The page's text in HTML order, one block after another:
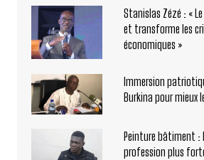
Stanislas Zézé : «
et transforme les
économiques »
Immersion
Burkina pour mieux
Peinture bâtiment :
profession plus